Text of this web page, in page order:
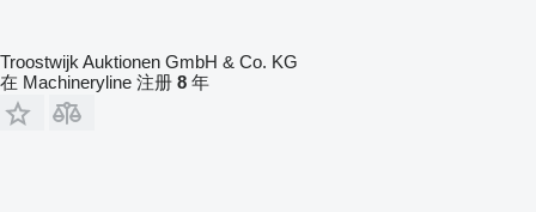
Troostwijk Auktionen GmbH & Co. KG
在 Machineryline 注册 8 年